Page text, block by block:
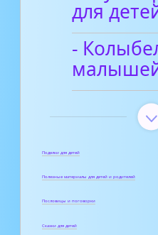
для
-
Поделки для детей
Полезные материалы для детей и родителей
Пословицы и поговорки
Сказки для детей